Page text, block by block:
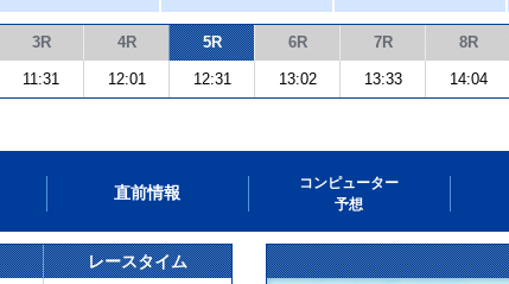
3R 4R 5R 6R 7R 8R
11:31 12:01 12:31 13:02 13:33 14:04
直前情報
コンピューター
予想
レースタイム